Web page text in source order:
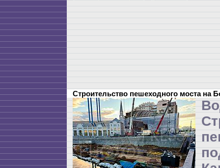
Строительство пешеходного моста на